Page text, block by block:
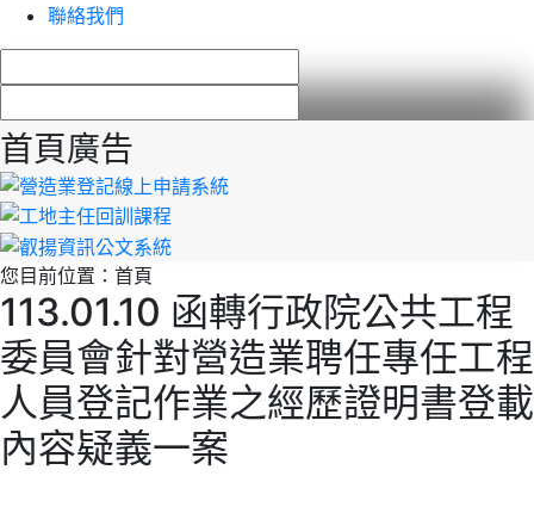
聯絡我們
首頁廣告
您目前位置： 首頁
113.01.10 函轉行政院公共工程
委員會針對營造業聘任專任工程
人員登記作業之經歷證明書登載
內容疑義一案